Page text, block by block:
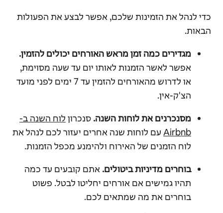
כדי לנהל את הזמינות שלכם, אפשר לבצע את הפעולות
הבאות.
מגדירים כמה זמן מראש האורחים יכולים להזמין.
אפשר לאשר הזמנות לאותו יום עד שעה מסוימת,
או לדרוש מהאורחים להזמין עד 7 ימים לפני מועד
הצ'ק-אין.
מסנכרנים את לוחות השנה. סנכרון לוח השנה ב-
Airbnb עם לוחות שנה אחרים יעזור לכם לנהל את
לוח הזמנים של האירוח ולהימנע מכפל הזמנות.
בוחרים מדיניות ביטולים. אתם קובעים עד כמה
תהיו גמישים אם אורחים יחליטו לבטל. פשוט
בוחרים את מה שמתאים לכם.